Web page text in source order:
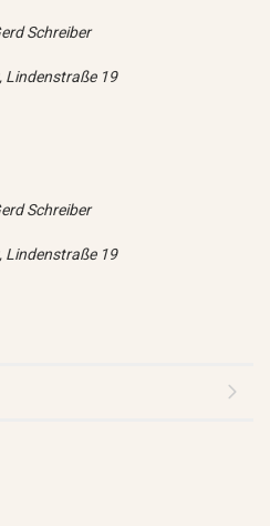
Schreiber
Lindenstraße 19
Schreiber
Lindenstraße 19